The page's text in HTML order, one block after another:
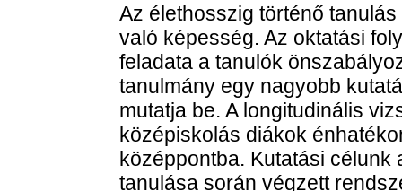
Az élethosszig történő
való képesség. Az oktatási
feladata a tanulók
tanulmány egy nagyobb
mutatja be. A longitudinális
középiskolás diákok
középpontba. Kutatási célunk
tanulása során végzett